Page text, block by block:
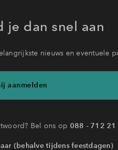
je dan snel aan
nieuws en eventuele
aanmelden
Bel ons op 088 - 712 21
(behalve tijdens feestdagen)